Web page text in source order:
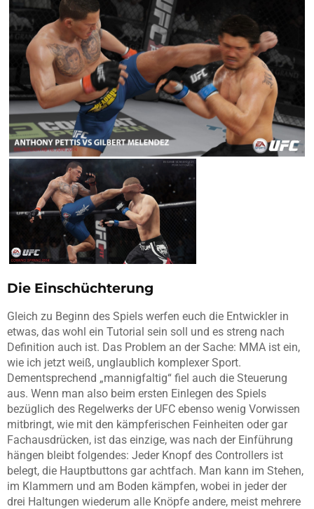
Die Einschüchterung
Gleich zu Beginn des Spiels werfen euch die Entwickler in
etwas, das wohl ein Tutorial sein soll und es streng nach
Definition auch ist. Das Problem an der Sache: MMA ist ein,
wie ich jetzt weiß, unglaublich komplexer Sport.
Dementsprechend „mannigfaltig“ fiel auch die Steuerung
aus. Wenn man also beim ersten Einlegen des Spiels
bezüglich des Regelwerks der UFC ebenso wenig Vorwissen
mitbringt, wie mit den kämpferischen Feinheiten oder gar
Fachausdrücken, ist das einzige, was nach der Einführung
hängen bleibt folgendes: Jeder Knopf des Controllers ist
belegt, die Hauptbuttons gar achtfach. Man kann im Stehen,
im Klammern und am Boden kämpfen, wobei in jeder der
drei Haltungen wiederum alle Knöpfe andere, meist mehrere